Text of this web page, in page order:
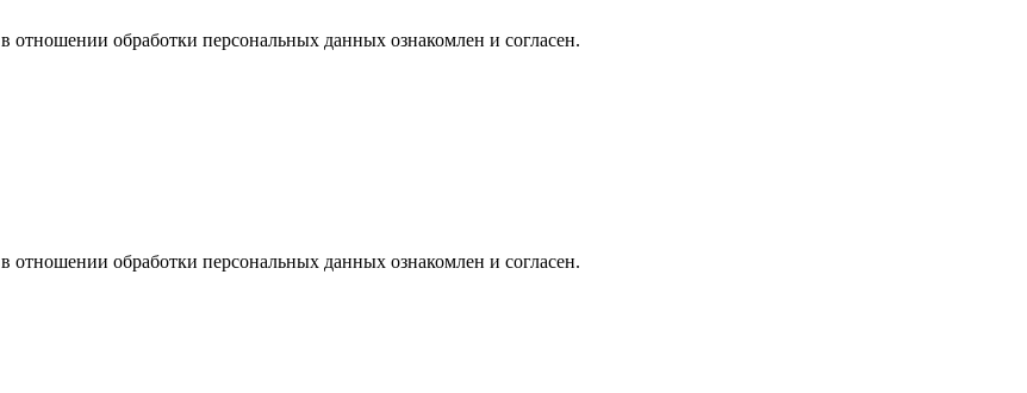
в отношении обработки персональных данных ознакомлен и согласен.
в отношении обработки персональных данных ознакомлен и согласен.